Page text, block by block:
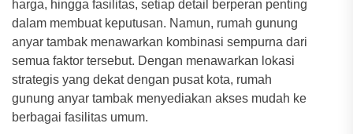
harga, hingga fasilitas, setiap detail berperan penting
dalam membuat keputusan. Namun, rumah gunung
anyar tambak menawarkan kombinasi sempurna dari
semua faktor tersebut. Dengan menawarkan lokasi
strategis yang dekat dengan pusat kota, rumah
gunung anyar tambak menyediakan akses mudah ke
berbagai fasilitas umum.